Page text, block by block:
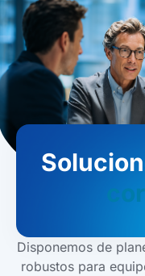
Disponemos de
robustos para